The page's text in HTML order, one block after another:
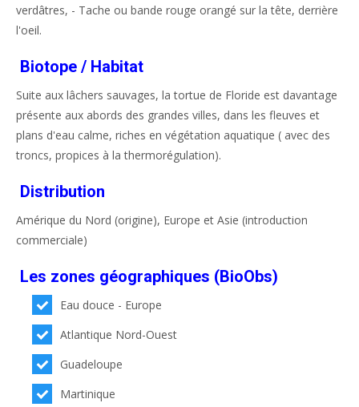
verdâtres, - Tache ou bande rouge orangé sur la tête, derrière
l'oeil.
Biotope / Habitat
Suite aux lâchers sauvages, la tortue de Floride est davantage
présente aux abords des grandes villes, dans les fleuves et
plans d'eau calme, riches en végétation aquatique ( avec des
troncs, propices à la thermorégulation).
Distribution
Amérique du Nord (origine), Europe et Asie (introduction
commerciale)
Les zones géographiques (BioObs)
Eau douce - Europe
Atlantique Nord-Ouest
Guadeloupe
Martinique